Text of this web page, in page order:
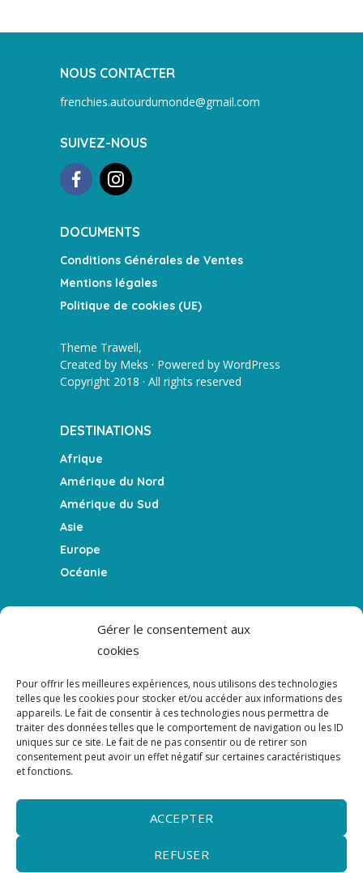
Gérer le consentement aux
cookies
Pour offrir les meilleures expériences, nous utilisons des technologies
telles que les cookies pour stocker et/ou accéder aux informations des
appareils. Le fait de consentir à ces technologies nous permettra de
traiter des données telles que le comportement de navigation ou les ID
uniques sur ce site. Le fait de ne pas consentir ou de retirer son
consentement peut avoir un effet négatif sur certaines caractéristiques
et fonctions.
ACCEPTER
REFUSER
NOUS CONTACTER
frenchies.autourdumonde@gmail.com
SUIVEZ-NOUS
DOCUMENTS
Conditions Générales de Ventes
Mentions légales
Politique de cookies (UE)
Theme Trawell,
Created by Meks · Powered by WordPress
Copyright 2018 · All rights reserved
DESTINATIONS
Afrique
Amérique du Nord
Amérique du Sud
Asie
Europe
Océanie
FEATURES
Le blog
Témoigner
Le podcast
NEWSLETTER
NEWSLETTER - Ne rien manquer de l'actualité
du podcast, du blog et des guides.